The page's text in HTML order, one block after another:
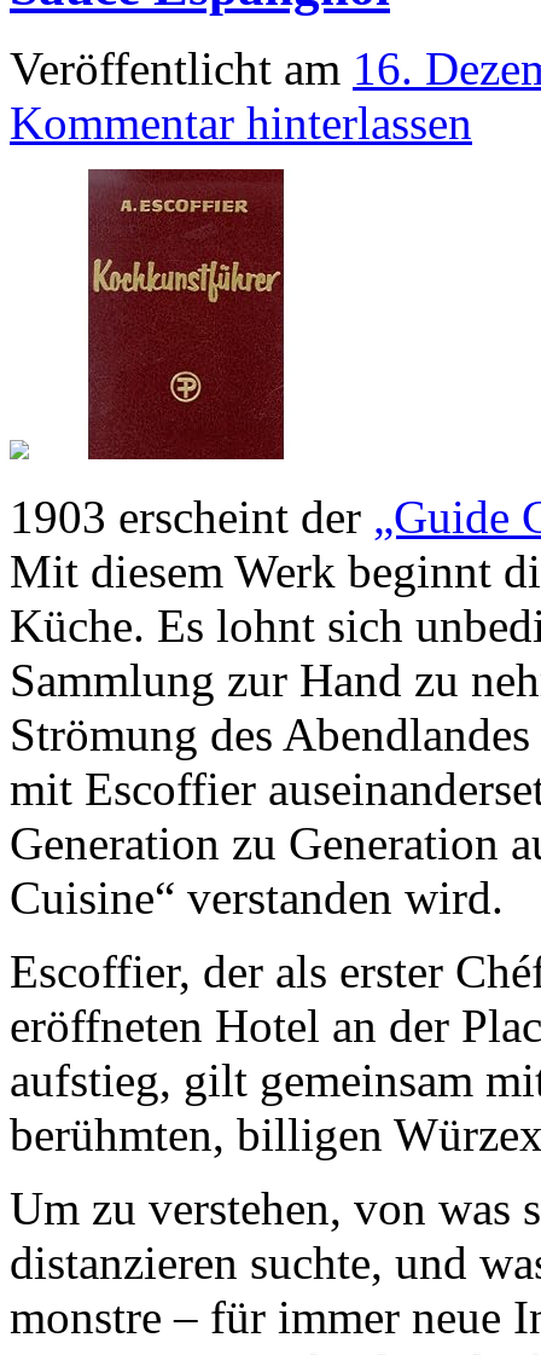
Veröffentlicht am 16.
Kommentar hinterlassen
1903 erscheint der „Guide
Mit diesem Werk beginnt
Küche. Es lohnt sich
Sammlung zur Hand zu
Strömung des
mit Escoffier
Generation zu Generation
Cuisine“ verstanden wird.
Escoffier, der als erster
eröffneten Hotel an der
aufstieg, gilt gemeinsam
berühmten, billigen
Um zu verstehen, von was
distanzieren suchte, und
monstre – für immer neue